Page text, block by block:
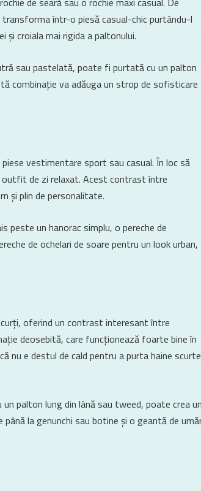
într-o piesă casual-chic purtându-l
croiala mai rigida a paltonului.
sau pastelată, poate fi purtată cu un palton
combinație va adăuga un strop de sofisticare
vestimentare sport sau casual. În loc să
de zi relaxat. Acest contrast între
și plin de personalitate.
peste un hanorac simplu, o pereche de
de ochelari de soare pentru un look urban,
oferind un contrast interesant între
deosebită, care funcționează foarte bine în
nu e destul de cald pentru a purta haine scurte
palton lung din lână sau tweed, poate crea
la genunchi sau botine și o geantă de